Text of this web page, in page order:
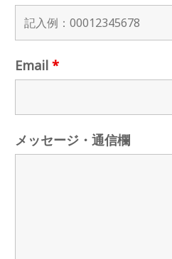
Email *
メッセージ・通信欄